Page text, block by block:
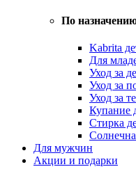
По
Kabrita
Для
Уход за
Уход за
Уход за
Купание
Стирка
Для мужчин
Акции и подарки